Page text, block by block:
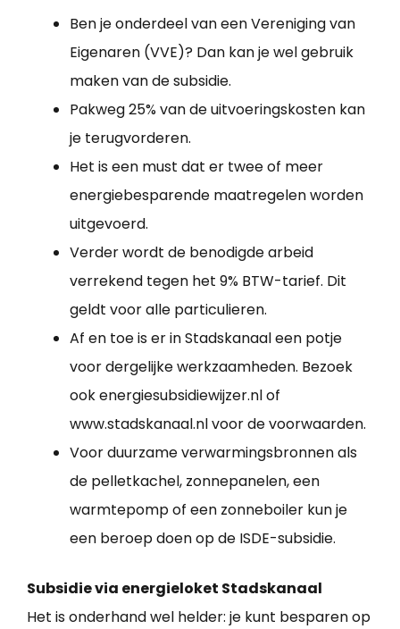
Ben je onderdeel van een Vereniging van
Eigenaren (VVE)? Dan kan je wel gebruik
maken van de subsidie.
Pakweg 25% van de uitvoeringskosten kan
je terugvorderen.
Het is een must dat er twee of meer
energiebesparende maatregelen worden
uitgevoerd.
Verder wordt de benodigde arbeid
verrekend tegen het 9% BTW-tarief. Dit
geldt voor alle particulieren.
Af en toe is er in Stadskanaal een potje
voor dergelijke werkzaamheden. Bezoek
ook energiesubsidiewijzer.nl of
www.stadskanaal.nl voor de voorwaarden.
Voor duurzame verwarmingsbronnen als
de pelletkachel, zonnepanelen, een
warmtepomp of een zonneboiler kun je
een beroep doen op de ISDE-subsidie.
Subsidie via energieloket Stadskanaal
Het is onderhand wel helder: je kunt besparen op